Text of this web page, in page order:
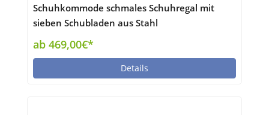
Schuhkommode schmales Schuhregal mit
sieben Schubladen aus Stahl
ab 469,00€*
Details